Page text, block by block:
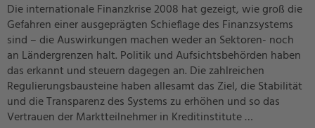
Die internationale Finanzkrise 2008 hat gezeigt, wie groß die
Gefahren einer ausgeprägten Schieflage des Finanzsystems
sind – die Auswirkungen machen weder an Sektoren- noch
an Ländergrenzen halt. Politik und Aufsichtsbehörden haben
das erkannt und steuern dagegen an. Die zahlreichen
Regulierungsbausteine haben allesamt das Ziel, die Stabilität
und die Transparenz des Systems zu erhöhen und so das
Vertrauen der Marktteilnehmer in Kreditinstitute …